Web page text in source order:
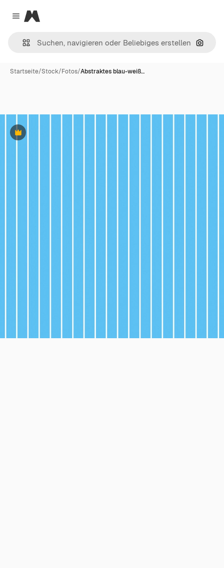
Close menu
Magnific
Nach
Startseite/Stock/Fotos/Abstraktes blau-weiß…
Premium